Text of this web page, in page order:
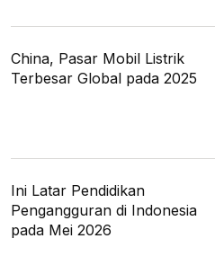
China, Pasar Mobil Listrik
Terbesar Global pada 2025
Ini Latar Pendidikan
Pengangguran di Indonesia
pada Mei 2026